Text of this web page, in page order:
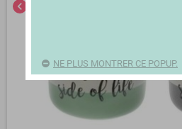
chevron_left
NE PLUS MONTRER CE POPUP.